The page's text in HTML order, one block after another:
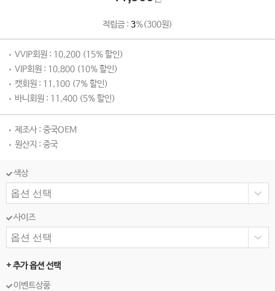
적립금 : 3%(300원)
VVIP회원 : 10,200 (15% 할인)
VIP회원 : 10,800 (10% 할인)
캣회원 : 11,100 (7% 할인)
바니회원 : 11,400 (5% 할인)
제조사 : 중국OEM
원산지 : 중국
색상
사이즈
+ 추가 옵션 선택
이벤트상품